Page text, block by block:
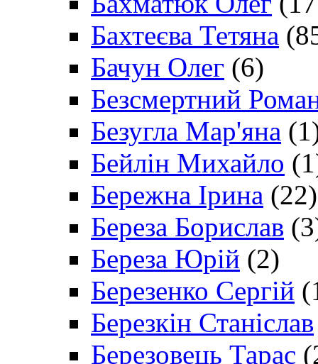
Бахтеєва Тетяна
Бачун Олег (6)
Безсмертний
Безугла Мар'яна
Бейлін Михайло
Бережна Ірина (22)
Береза Борислав
Береза Юрій (2)
Березенко Сергій
Березкін Станіслав
Березовець Тарас